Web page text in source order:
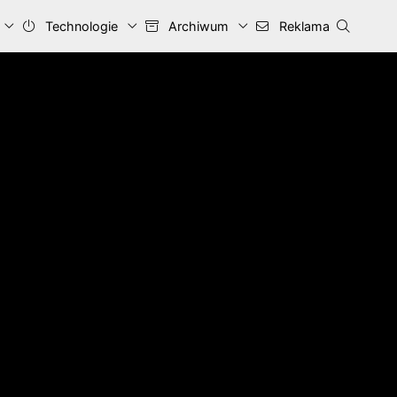
Technologie Archiwum Reklama